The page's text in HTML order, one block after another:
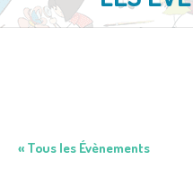
« Tous les Évènements